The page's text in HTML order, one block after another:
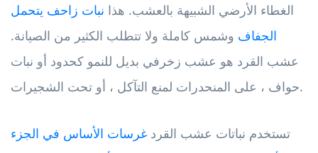
الغطاء الأرضي الشبيهة بالعشب. هذا نبات زاحف يتحمل
الجفاف وشمس كاملة ولا تتطلب الكثير من الصيانة.
عشب القرد هو عشب زخرفي بديل للنمو كحدود أو نبات
حواف ، على المنحدرات لمنع التآكل ، أو تحت الشجيرات.
تستخدم نباتات عشب القرد غرسات الأساس في الجزء